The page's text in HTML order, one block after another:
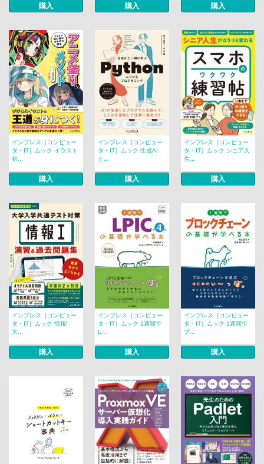
購入 購入 購入
インプレス［コンピュー
タ・IT］ムック イラスト
初...
購入
インプレス［コンピュー
タ・IT］ムック 生成AI
と...
購入
インプレス［コンピュー
タ・IT］ムック シニア人
生...
購入
インプレス［コンピュー
タ・IT］ムック 情報I
大...
購入
インプレス［コンピュー
タ・IT］ムック 1週間で
L...
購入
インプレス［コンピュー
タ・IT］ムック 1週間で
ブ...
購入